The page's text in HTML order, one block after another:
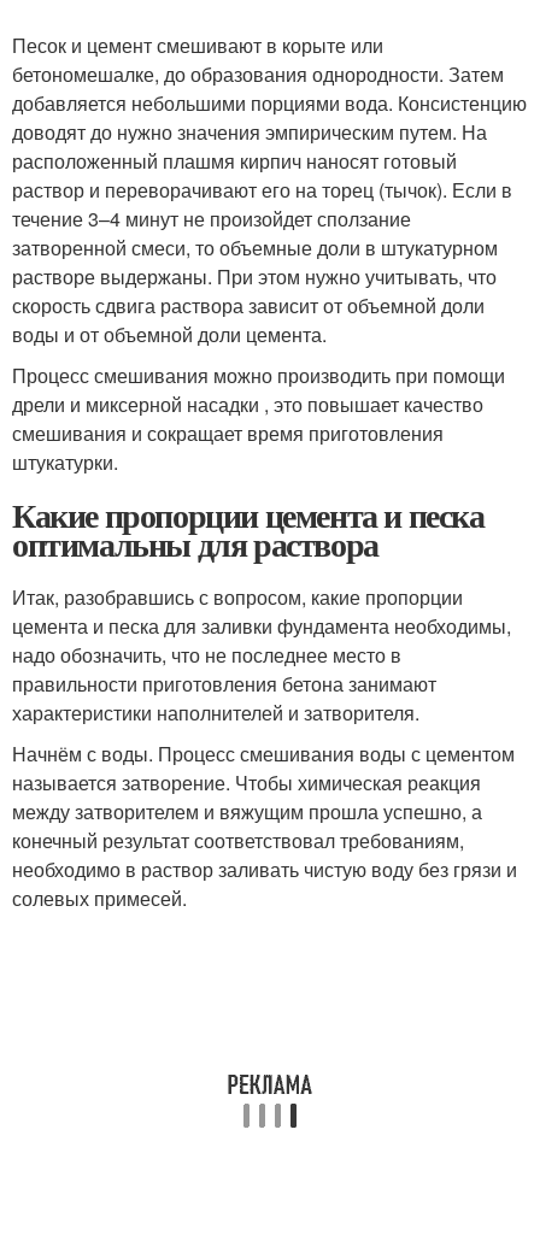
Песок и цемент смешивают в корыте или
бетономешалке, до образования однородности. Затем
добавляется небольшими порциями вода. Консистенцию
доводят до нужно значения эмпирическим путем. На
расположенный плашмя кирпич наносят готовый
раствор и переворачивают его на торец (тычок). Если в
течение 3–4 минут не произойдет сползание
затворенной смеси, то объемные доли в штукатурном
растворе выдержаны. При этом нужно учитывать, что
скорость сдвига раствора зависит от объемной доли
воды и от объемной доли цемента.
Процесс смешивания можно производить при помощи
дрели и миксерной насадки , это повышает качество
смешивания и сокращает время приготовления
штукатурки.
Какие пропорции цемента и песка
оптимальны для раствора
Итак, разобравшись с вопросом, какие пропорции
цемента и песка для заливки фундамента необходимы,
надо обозначить, что не последнее место в
правильности приготовления бетона занимают
характеристики наполнителей и затворителя.
Начнём с воды. Процесс смешивания воды с цементом
называется затворение. Чтобы химическая реакция
между затворителем и вяжущим прошла успешно, а
конечный результат соответствовал требованиям,
необходимо в раствор заливать чистую воду без грязи и
солевых примесей.